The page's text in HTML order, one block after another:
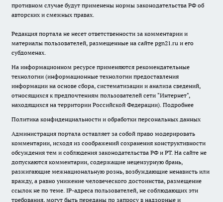
противном случае будут применены нормы законодательства РФ об
авторских и смежных правах.
Редакция портала не несет ответственности за комментарии и
материалы пользователей, размещенные на сайте pgn21.ru и его
субдоменах.
На информационном ресурсе применяются рекомендательные
технологии (информационные технологии предоставления
информации на основе сбора, систематизации и анализа сведений,
относящихся к предпочтениям пользователей сети "Интернет",
находящихся на территории Российской Федерации). Подробнее
Политика конфиденциальности и обработки персональных данных
Администрация портала оставляет за собой право модерировать
комментарии, исходя из соображений сохранения конструктивности
обсуждения тем и соблюдения законодательства РФ и РТ. На сайте не
допускаются комментарии, содержащие нецензурную брань,
разжигающие межнациональную рознь, возбуждающие ненависть или
вражду, а равно унижение человеческого достоинства, размещение
ссылок не по теме. IP-адреса пользователей, не соблюдающих эти
требования, могут быть переданы по запросу в надзорные и